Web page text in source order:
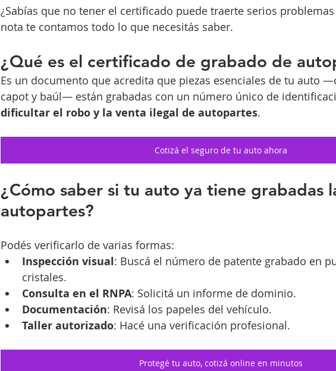
¿Sabías que no tener el certificado puede traerte serios problemas
nota te contamos todo lo que necesitás saber.
¿Qué es el certificado de grabado de
Es un documento que acredita que piezas esenciales de tu auto
capot y baúl— están grabadas con un número único de
dificultar el robo y la venta ilegal de autopartes.
Cotizá el seguro de tu auto ahora
¿Cómo saber si tu auto ya tiene grabadas
autopartes?
Podés verificarlo de varias formas:
Inspección visual: Buscá el número de patente grabado en
cristales.
Consulta en el RNPA: Solicitá un informe de dominio.
Documentación: Revisá los papeles del vehículo.
Taller autorizado: Hacé una verificación profesional.
Protegé tu auto, cotizá online en minutos